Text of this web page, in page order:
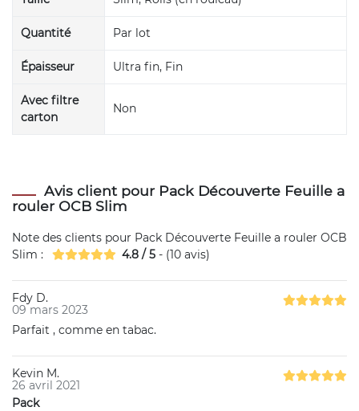
Quantité Par lot
Épaisseur Ultra fin, Fin
Avec filtre
carton
Non
Avis client pour Pack Découverte Feuille a
rouler OCB Slim
Note des clients pour Pack Découverte Feuille a rouler OCB
Slim : 4.8 /5 - (10 avis)
Fdy D.
09 mars 2023
Parfait , comme en tabac.
Kevin M.
26 avril 2021
Pack